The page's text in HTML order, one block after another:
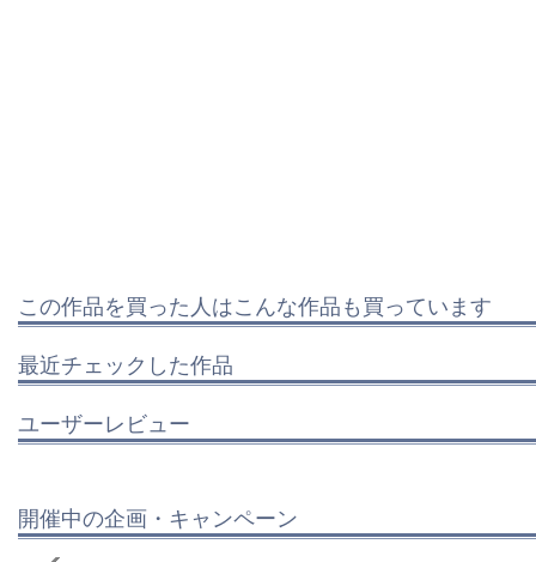
この作品を買った人はこんな作品も買っています
最近チェックした作品
ユーザーレビュー
開催中の企画・キャンペーン